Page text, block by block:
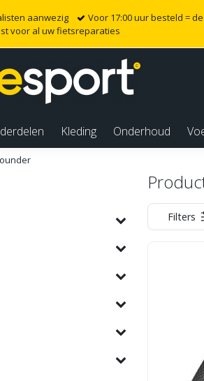
aanwezig Voor 17:00 uur besteld =
voor al uw fietsreparaties
Kleding Onderhoud
Filters